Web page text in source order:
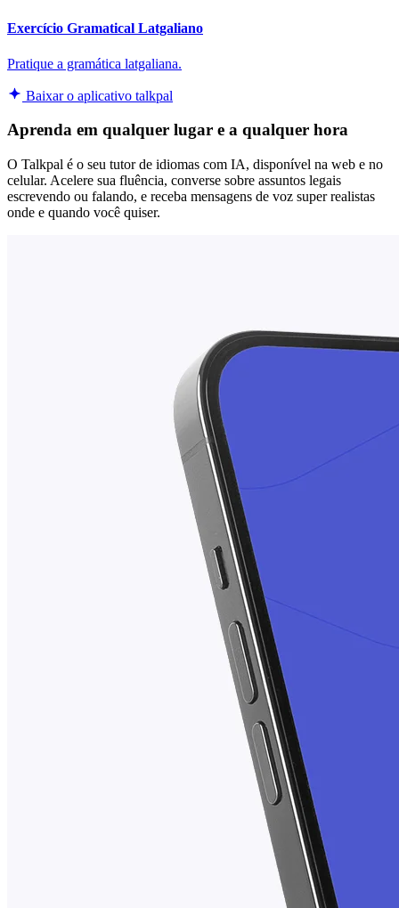
Exercício Gramatical Latgaliano
Pratique a gramática latgaliana.
Baixar o aplicativo talkpal
Aprenda em qualquer lugar e a qualquer hora
O Talkpal é o seu tutor de idiomas com IA, disponível na web e no
celular. Acelere sua fluência, converse sobre assuntos legais
escrevendo ou falando, e receba mensagens de voz super realistas
onde e quando você quiser.